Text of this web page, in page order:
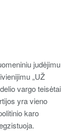
judėjimu
„UŽ
vargo teisėtai
yra vieno
karo